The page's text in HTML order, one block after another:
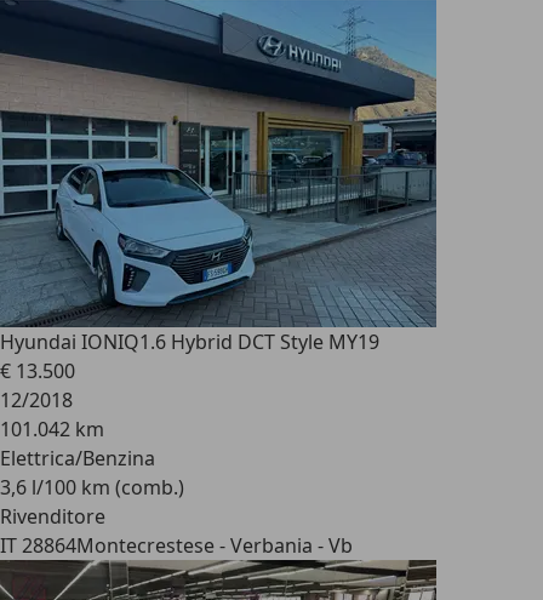
Hyundai IONIQ1.6 Hybrid DCT Style MY19
€ 13.500
12/2018
101.042 km
Elettrica/Benzina
3,6 l/100 km (comb.)
Rivenditore
IT 28864Montecrestese - Verbania - Vb